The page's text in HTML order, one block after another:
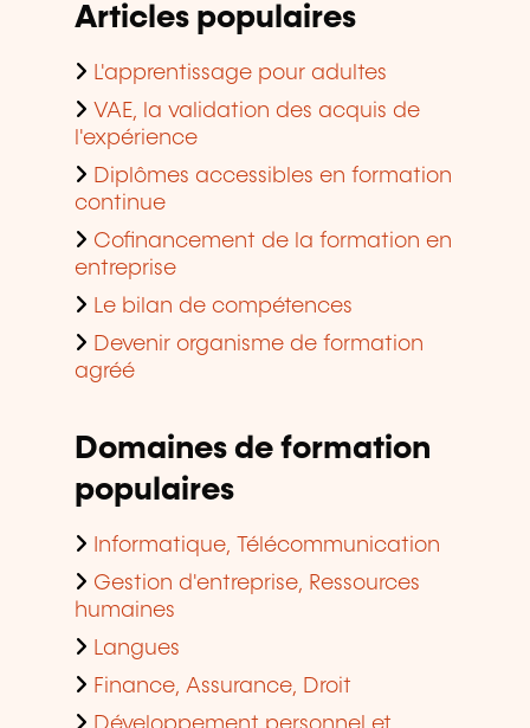
Articles populaires
L'apprentissage pour adultes
VAE, la validation des acquis de
l'expérience
Diplômes accessibles en formation
continue
Cofinancement de la formation en
entreprise
Le bilan de compétences
Devenir organisme de formation
agréé
Domaines de formation
populaires
Informatique, Télécommunication
Gestion d'entreprise, Ressources
humaines
Langues
Finance, Assurance, Droit